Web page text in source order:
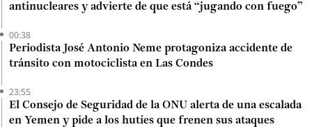
antinucleares y advierte de que está “jugando con fuego”
00:38
Periodista José Antonio Neme protagoniza accidente de
tránsito con motociclista en Las Condes
23:55
El Consejo de Seguridad de la ONU alerta de una escalada
en Yemen y pide a los hutíes que frenen sus ataques